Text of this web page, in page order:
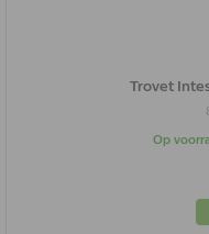
Trovet
Op